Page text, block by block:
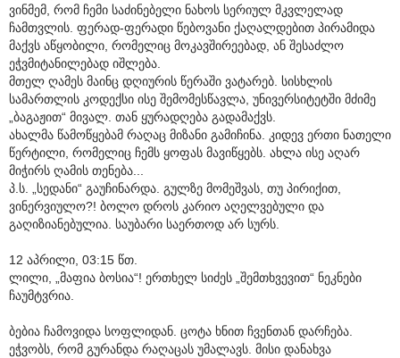
ვინმემ, რომ ჩემი საძინებელი ნახოს სერიულ მკვლელად
ჩამთვლის. ფერად-ფერადი წებოვანი ქაღალდებით პირამიდა
მაქვს აწყობილი, რომელიც მოკავშირეებად, ან შესაძლო
ეჭვმიტანილებად იშლება.
მთელ ღამეს მაინც დღიურის წერაში ვატარებ. სისხლის
სამართლის კოდექსი ისე შემომესწავლა, უნივერსიტეტში მძიმე
„ბაგაჟით“ მივალ. თან ყურადღება გადამაქვს.
ახალმა წამოწყებამ რაღაც მიზანი გამიჩინა. კიდევ ერთი ნათელი
წერტილი, რომელიც ჩემს ყოფას მავიწყებს. ახლა ისე აღარ
მიჭირს ღამის თენება...
პ.ს. „სედანი“ გაუჩინარდა. გულზე მომეშვას, თუ პირიქით,
ვინერვიულო?! ბოლო დროს კარიო აღელვებული და
გაღიზიანებულია. საუბარი საერთოდ არ სურს.
12 აპრილი, 03:15 წთ.
ლილი, „მაფია ბოსია“! ერთხელ სიძეს „შემთხვევით“ ნეკნები
ჩაუმტვრია.
ბებია ჩამოვიდა სოფლიდან. ცოტა ხნით ჩვენთან დარჩება.
ეჭვობს, რომ გურანდა რაღაცას უმალავს. მისი დანახვა